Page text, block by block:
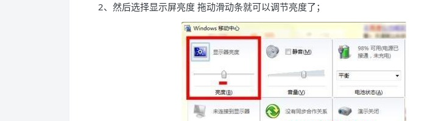
2、然后选择显示屏亮度 拖动滑动条就可以调节亮度了；